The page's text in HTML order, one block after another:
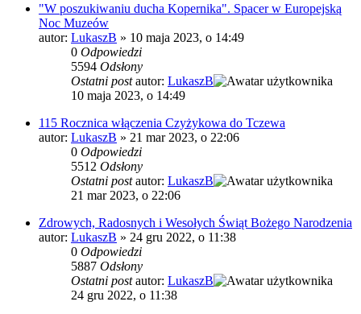
"W poszukiwaniu ducha Kopernika". Spacer w Europejską
Noc Muzeów
autor: LukaszB » 10 maja 2023, o 14:49
0 Odpowiedzi
5594 Odsłony
Ostatni postautor: LukaszB
10 maja 2023, o 14:49
115 Rocznica włączenia Czyżykowa do Tczewa
autor: LukaszB » 21 mar 2023, o 22:06
0 Odpowiedzi
5512 Odsłony
Ostatni postautor: LukaszB
21 mar 2023, o 22:06
Zdrowych, Radosnych i Wesołych Świąt Bożego Narodzenia
autor: LukaszB » 24 gru 2022, o 11:38
0 Odpowiedzi
5887 Odsłony
Ostatni postautor: LukaszB
24 gru 2022, o 11:38